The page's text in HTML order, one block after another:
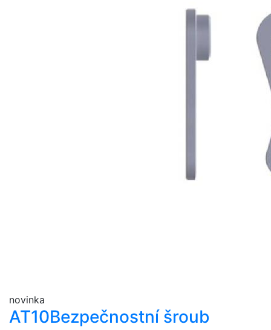
novinka
AT10Bezpečnostní šroub